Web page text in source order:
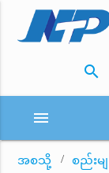
search
menu
အစသို့ စည်းမျ